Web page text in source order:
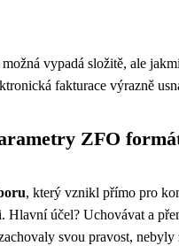
vypadá složitě, ale
fakturace výrazně
ZFO
, který vznikl přímo pro
Hlavní účel? Uchovávat a
svou pravost, nebyly